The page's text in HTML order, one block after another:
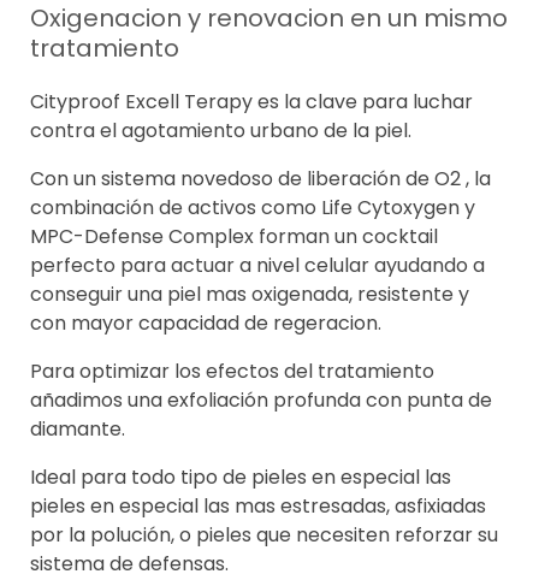
Oxigenacion y renovacion en un mismo
tratamiento
Cityproof Excell Terapy es la clave para luchar
contra el agotamiento urbano de la piel.
Con un sistema novedoso de liberación de O2 , la
combinación de activos como Life Cytoxygen y
MPC-Defense Complex forman un cocktail
perfecto para actuar a nivel celular ayudando a
conseguir una piel mas oxigenada, resistente y
con mayor capacidad de regeracion.
Para optimizar los efectos del tratamiento
añadimos una exfoliación profunda con punta de
diamante.
Ideal para todo tipo de pieles en especial las
pieles en especial las mas estresadas, asfixiadas
por la polución, o pieles que necesiten reforzar su
sistema de defensas.